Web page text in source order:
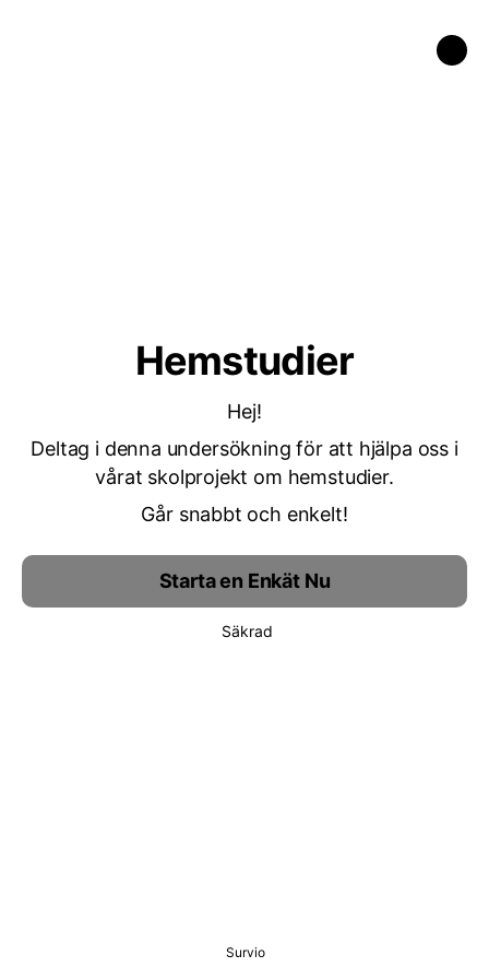
Hemstudier
Hej!
Deltag i denna undersökning för att hjälpa oss i
vårat skolprojekt om hemstudier.
Går snabbt och enkelt!
Starta en Enkät Nu
Säkrad
Survio